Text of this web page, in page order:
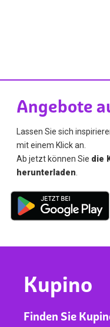
Angebote
Lassen Sie sich
mit einem Klick an.
Ab jetzt können Sie die
herunterladen
Kupino
Finden Sie